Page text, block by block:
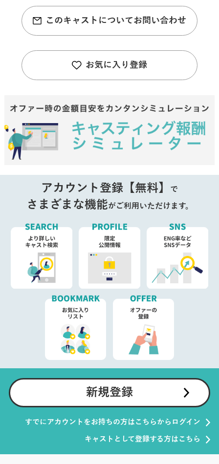
このキャストについてお問い合わせ
お気に入り登録
アカウント登録【無料】 で
さまざまな機能がご利用いただけます。
新規登録
すでにアカウントをお持ちの方はこちらからログイン
キャストとして登録する方はこちら